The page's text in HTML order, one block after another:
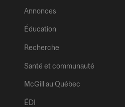
Annonces
Éducation
Recherche
Santé et communauté
McGill au Québec
ÉDI